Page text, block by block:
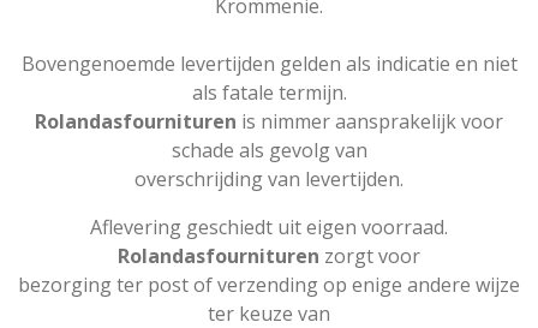
Krommenie.
Bovengenoemde levertijden gelden als indicatie en niet
als fatale termijn.
Rolandasfournituren is nimmer aansprakelijk voor
schade als gevolg van
overschrijding van levertijden.
Aflevering geschiedt uit eigen voorraad.
Rolandasfournituren zorgt voor
bezorging ter post of verzending op enige andere wijze
ter keuze van